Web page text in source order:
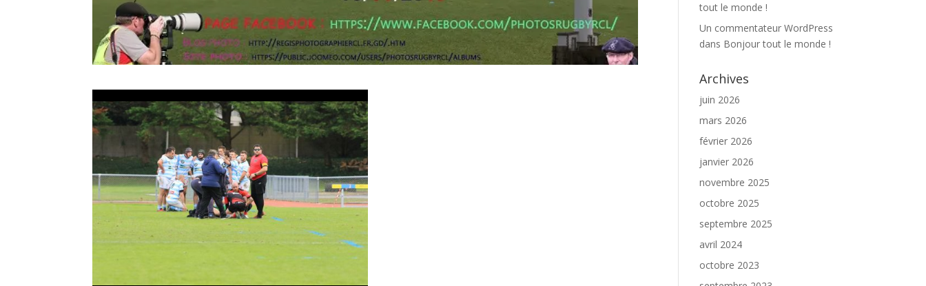
tout le monde !
Un commentateur WordPress
dans Bonjour tout le monde !
Archives
juin 2026
mars 2026
février 2026
janvier 2026
novembre 2025
octobre 2025
septembre 2025
avril 2024
octobre 2023